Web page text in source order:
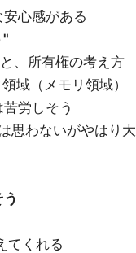
心感がある
"
、所有権の考え方
域（メモリ領域）
労しそう
思わないがやはり大
てくれる